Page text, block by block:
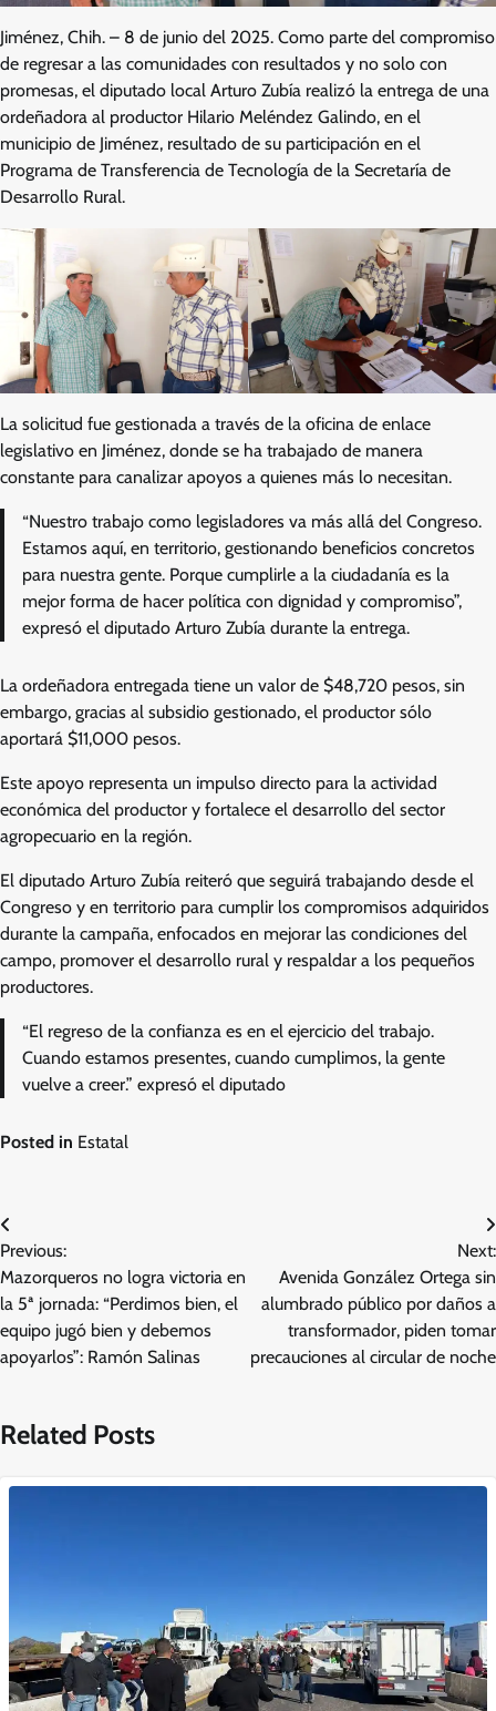
Jiménez, Chih. – 8 de junio del 2025. Como parte del compromiso
de regresar a las comunidades con resultados y no solo con
promesas, el diputado local Arturo Zubía realizó la entrega de una
ordeñadora al productor Hilario Meléndez Galindo, en el
municipio de Jiménez, resultado de su participación en el
Programa de Transferencia de Tecnología de la Secretaría de
Desarrollo Rural.
La solicitud fue gestionada a través de la oficina de enlace
legislativo en Jiménez, donde se ha trabajado de manera
constante para canalizar apoyos a quienes más lo necesitan.
“Nuestro trabajo como legisladores va más allá del Congreso.
Estamos aquí, en territorio, gestionando beneficios concretos
para nuestra gente. Porque cumplirle a la ciudadanía es la
mejor forma de hacer política con dignidad y compromiso”,
expresó el diputado Arturo Zubía durante la entrega.
La ordeñadora entregada tiene un valor de $48,720 pesos, sin
embargo, gracias al subsidio gestionado, el productor sólo
aportará $11,000 pesos.
Este apoyo representa un impulso directo para la actividad
económica del productor y fortalece el desarrollo del sector
agropecuario en la región.
El diputado Arturo Zubía reiteró que seguirá trabajando desde el
Congreso y en territorio para cumplir los compromisos adquiridos
durante la campaña, enfocados en mejorar las condiciones del
campo, promover el desarrollo rural y respaldar a los pequeños
productores.
“El regreso de la confianza es en el ejercicio del trabajo.
Cuando estamos presentes, cuando cumplimos, la gente
vuelve a creer.” expresó el diputado
Posted in Estatal
Navegación
de
entradas
Previous:
Mazorqueros no logra victoria en
la 5ª jornada: “Perdimos bien, el
equipo jugó bien y debemos
apoyarlos”: Ramón Salinas
Next:
Avenida González Ortega sin
alumbrado público por daños a
transformador, piden tomar
precauciones al circular de noche
Related Posts